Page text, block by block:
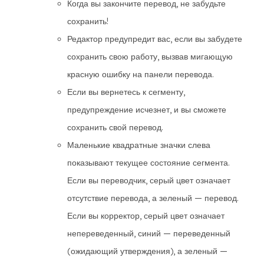
Когда вы закончите перевод, не забудьте
сохранить!
Редактор предупредит вас, если вы забудете
сохранить свою работу, вызвав мигающую
красную ошибку на панели перевода.
Если вы вернетесь к сегменту,
предупреждение исчезнет, и вы сможете
сохранить свой перевод.
Маленькие квадратные значки слева
показывают текущее состояние сегмента.
Если вы переводчик, серый цвет означает
отсутствие перевода, а зеленый — перевод.
Если вы корректор, серый цвет означает
непереведенный, синий — переведенный
(ожидающий утверждения), а зеленый —